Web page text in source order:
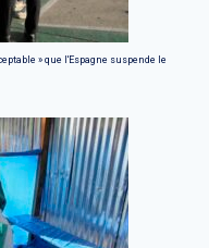
» que l'Espagne suspende le